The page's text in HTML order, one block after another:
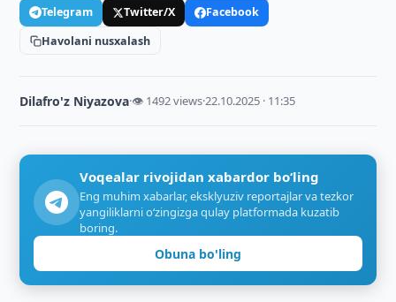
Telegram Twitter/X
Facebook
Havolani nusxalash
Dilafro'z Niyazova·👁 1492 views·22.10.2025 · 11:35
Voqealar rivojidan xabardor bo‘ling
Eng muhim xabarlar, eksklyuziv reportajlar va tezkor
yangiliklarni o‘zingizga qulay platformada kuzatib
boring.
Obuna bo'ling